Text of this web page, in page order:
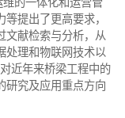
提出了更高要求，
文献检索与分析，从
处理和物联网技术以
近年来桥梁工程中的
研究及应用重点方向